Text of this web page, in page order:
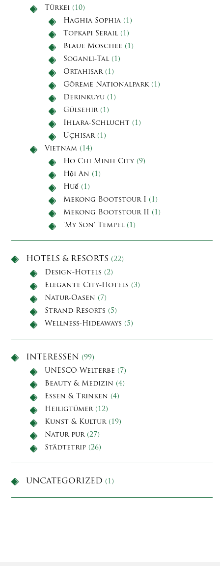
Türkei (10)
Haghia Sophia (1)
Topkapi Serail (1)
Blaue Moschee (1)
Soganli-Tal (1)
Ortahisar(1)
Göreme Nationalpark(1)
Derinkuyu (1)
Gülsehir(1)
Ihlara-Schlucht (1)
Uçhisar(1)
Vietnam (14)
Ho Chi Minh City(9)
Hội An (1)
Huế (1)
Mekong Bootstour I (1)
Mekong Bootstour II (1)
'My Son' Tempel (1)
HOTELS & RESORTS (22)
Design-Hotels (2)
Elegante City-Hotels (3)
Natur-Oasen (7)
Strand-Resorts (5)
Wellness-Hideaways (5)
INTERESSEN (99)
UNESCO-Welterbe (7)
Beauty & Medizin (4)
Essen & Trinken (4)
Heiligtümer(12)
Kunst & Kultur(19)
Natur pur(27)
Städtetrip (26)
UNCATEGORIZED (1)